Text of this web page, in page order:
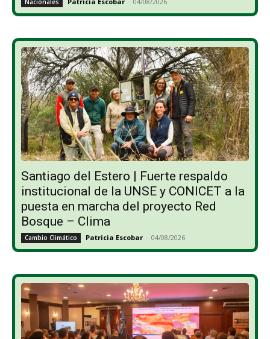
Nacionales
Santiago del Estero | Fuerte respaldo
institucional de la UNSE y CONICET a la
puesta en marcha del proyecto Red
Bosque – Clima
Cambio Climático Patricia Escobar - 04/08/2026